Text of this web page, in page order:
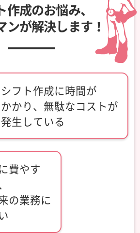
作成のお悩み、
ンが解決します！
シフト作成に時間が
かかり、無駄なコストが
発生している
費やす
の業務に